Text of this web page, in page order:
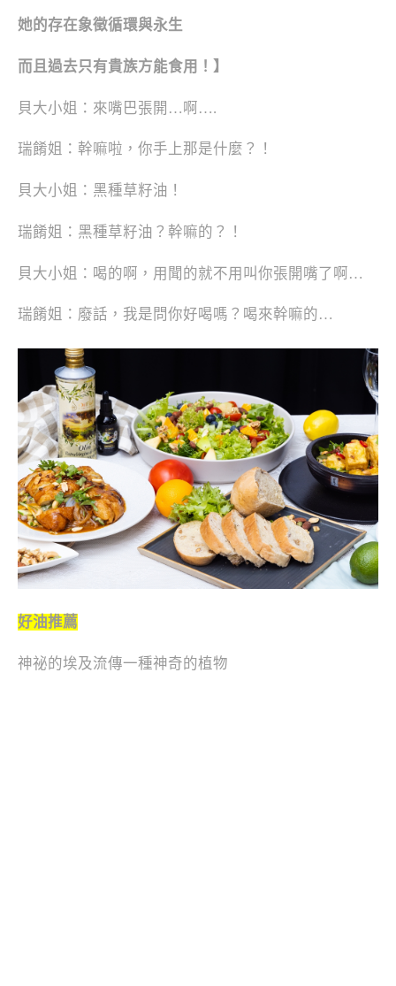
她的存在象徵循環與永生
而且過去只有貴族方能食用！】
貝大小姐：來嘴巴張開…啊….
瑞餚姐：幹嘛啦，你手上那是什麼？！
貝大小姐：黑種草籽油！
瑞餚姐：黑種草籽油？幹嘛的？！
貝大小姐：喝的啊，用聞的就不用叫你張開嘴了啊…
瑞餚姐：廢話，我是問你好喝嗎？喝來幹嘛的…
好油推薦
神祕的埃及流傳一種神奇的植物